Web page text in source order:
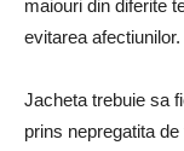
maiouri din diferite
evitarea afectiunilor.
Jacheta trebuie sa
prins nepregatita